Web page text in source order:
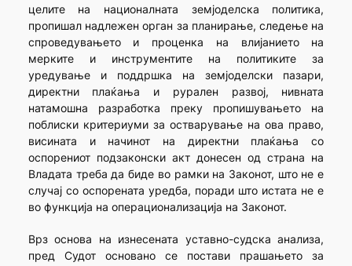
целите на националната земјоделска политика,
пропишал надлежен орган за планирање, следење на
спроведувањето и проценка на влијанието на
мерките и инструментите на политиките за
уредување и поддршка на земјоделски пазари,
директни плаќања и рурален развој, нивната
натамошна разработка преку пропишувањето на
поблиски критериуми за остварување на ова право,
висината и начинот на директни плаќања со
оспорениот подзаконски акт донесен од страна на
Владата треба да биде во рамки на Законот, што не е
случај со оспорената уредба, поради што истата не е
во функција на операционализација на Законот.
Врз основа на изнесената уставно-судска анализа,
пред Судот основано се постави прашањето за